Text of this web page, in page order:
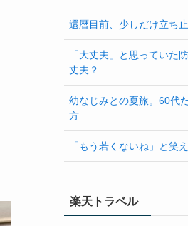
還暦目前、少しだけ立ち
「大丈夫」と思っていた
丈夫？
幼なじみとの夏旅。60代
方
「もう若くないね」と笑
楽天トラベル